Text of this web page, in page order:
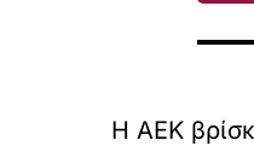
Η ΑΕΚ